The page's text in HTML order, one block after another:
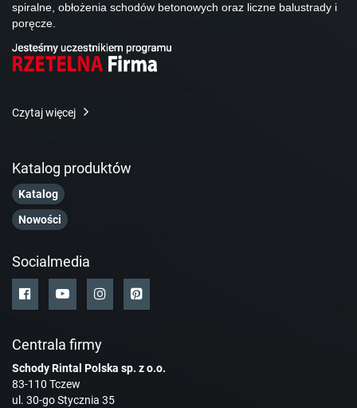
spiralne, obłożenia schodów betonowych oraz liczne balustrady i
poręcze.
Czytaj więcej
Katalog produktów
Katalog
Nowości
Socialmedia
Centrala firmy
Schody Rintal Polska sp. z o.o.
83-110 Tczew
ul. 30-go Stycznia 35